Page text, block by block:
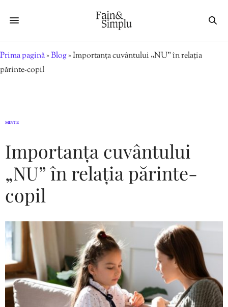
Prima pagină»Blog»Importanța cuvântului „NU” în relația
părinte-copil
MINTE
Importanța cuvântului
„NU” în relația părinte-
copil